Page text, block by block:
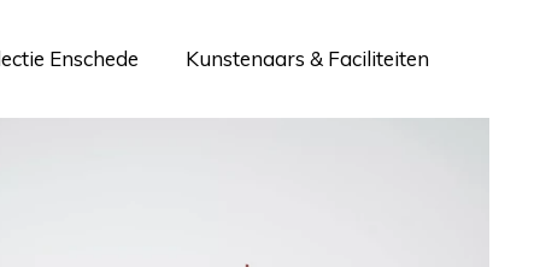
Enschede Kunstenaars & Faciliteiten